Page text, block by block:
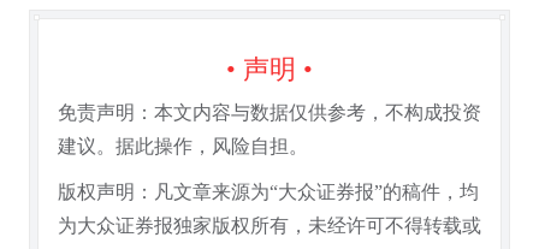
• 声明 •
免责声明：本文内容与数据仅供参考，不构成投资
建议。据此操作，风险自担。
版权声明：凡文章来源为“大众证券报”的稿件，均
为大众证券报独家版权所有，未经许可不得转载或